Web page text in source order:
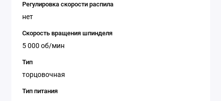
Регулировка скорости распила
нет
Скорость вращения шпинделя
5 000 об/мин
Тип
торцовочная
Тип питания